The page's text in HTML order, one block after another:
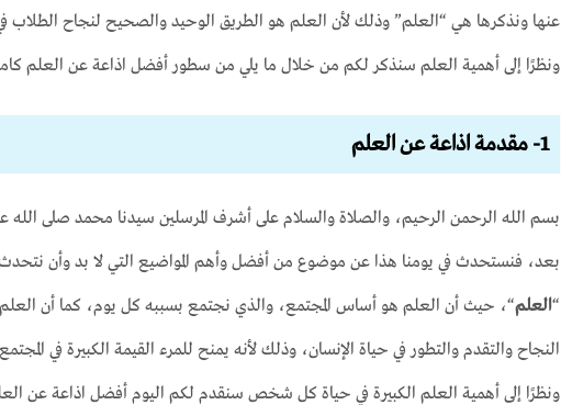
عنها ونذكرها هي “العلم” وذلك لأن العلم هو الطريق الوحيد والصحيح لنجاح الطلاب في
ونظرًا إلى أهمية العلم سنذكر لكم من خلال ما يلي من سطور أفضل اذاعة عن العلم
1- مقدمة اذاعة عن العلم
بسم الله الرحمن الرحيم، والصلاة والسلام على أشرف المرسلين سيدنا محمد صلى الله
بعد، فنستحدث في يومنا هذا عن موضوع من أفضل وأهم المواضيع التي لا بد وأن نتحدث
“العلم“، حيث أن العلم هو أساس المجتمع، والذي نجتمع بسببه كل يوم، كما أن
النجاح والتقدم والتطور في حياة الإنسان، وذلك لأنه يمنح للمرء القيمة الكبيرة في
ونظرًا إلى أهمية العلم الكبيرة في حياة كل شخص سنقدم لكم اليوم أفضل اذاعة عن